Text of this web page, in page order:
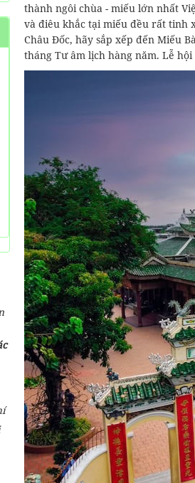
thành ngôi chùa - miếu lớn nhất
và điêu khắc tại miếu đều rất tinh
Châu Đốc, hãy sắp xếp đến Miếu
tháng Tư âm lịch hàng năm. Lễ